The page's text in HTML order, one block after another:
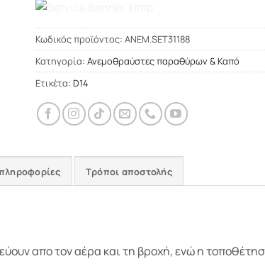
Κωδικός προϊόντος: ΑΝΕΜ.SET31188
Κατηγορία: Ανεμοθραύστες παραθύρων & Καπό
Ετικέτα: D14
Τρόποι αποστολής
απο τον αέρα και τη βροχή, ενώ η